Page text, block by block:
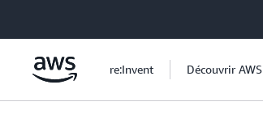
re:Invent Découvrir AWS